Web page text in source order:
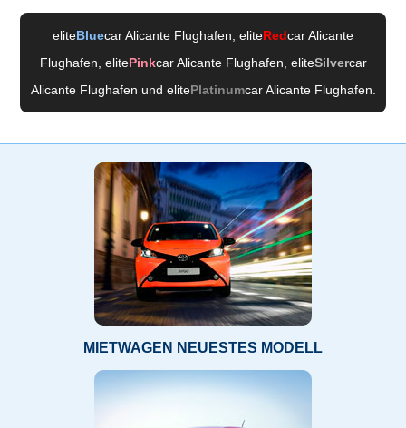
eliteBluecar Alicante Flughafen , eliteRedcar Alicante
Flughafen , elitePinkcar Alicante Flughafen , eliteSilvercar
Alicante Flughafen und elitePlatinumcar Alicante Flughafen
MIETWAGEN NEUESTES MODELL